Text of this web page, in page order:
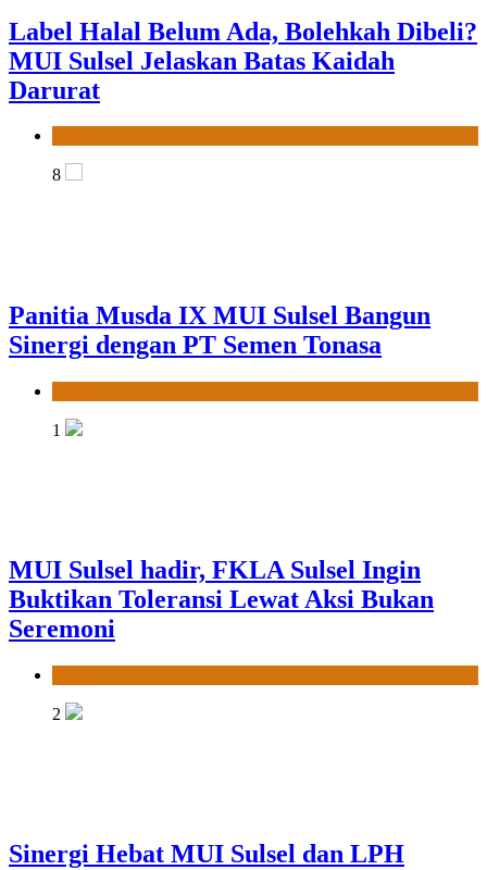
Panitia Musda IX MUI Sulsel Bangun
Sinergi dengan PT Semen Tonasa
News
MUI Sulsel hadir, FKLA Sulsel Ingin
Buktikan Toleransi Lewat Aksi Bukan
Seremoni
Sinergi Hebat MUI Sulsel dan LPH
Madani Indonesia: Percepat Sertifikasi
Halal, 4 Pelaku Usaha Mikro Lulus
Sidang Fatwa